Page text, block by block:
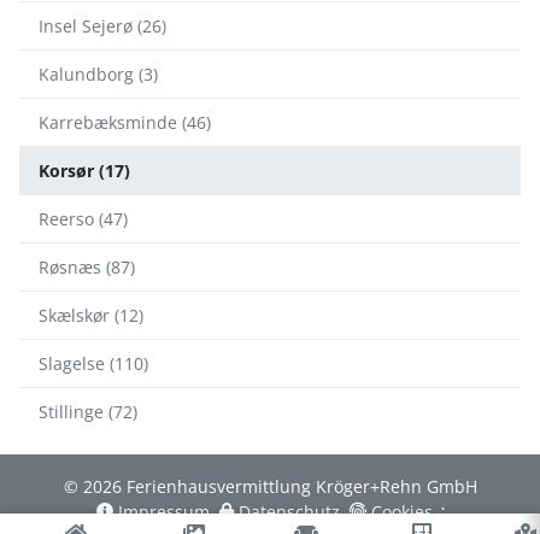
Insel Sejerø (26)
Kalundborg (3)
Karrebæksminde (46)
Korsør (17)
Reerso (47)
Røsnæs (87)
Skælskør (12)
Slagelse (110)
Stillinge (72)
© 2026 Ferienhausvermittlung Kröger+Rehn GmbH
Impressum
Datenschutz Cookies ∴